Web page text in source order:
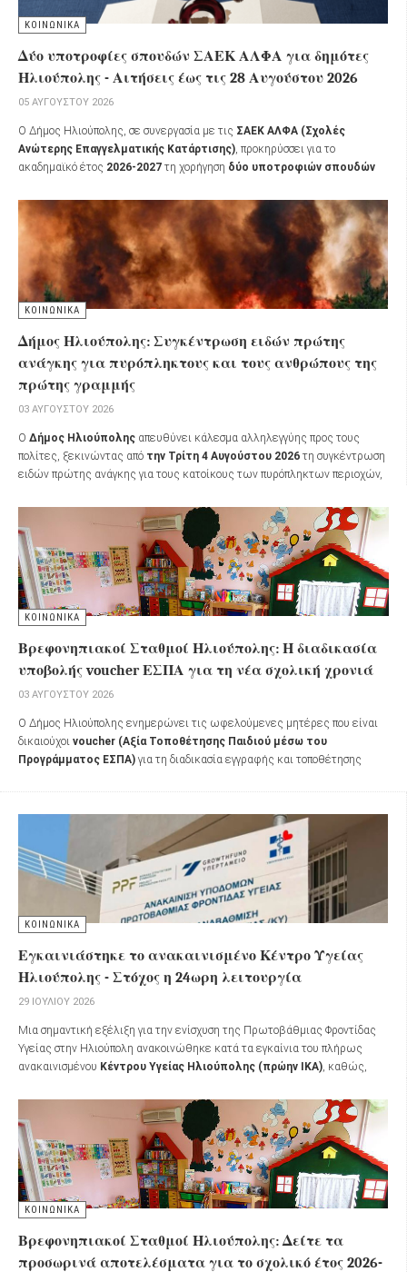
ΚΟΙΝΩΝΙΚΑ
Δύο υποτροφίες σπουδών ΣΑΕΚ ΑΛΦΑ για δημότες
Ηλιούπολης - Αιτήσεις έως τις 28 Αυγούστου 2026
05 ΑΥΓΟΎΣΤΟΥ 2026
Ο Δήμος Ηλιούπολης, σε συνεργασία με τις ΣΑΕΚ ΑΛΦΑ (Σχολές
Ανώτερης Επαγγελματικής Κατάρτισης), προκηρύσσει για το
ακαδημαϊκό έτος 2026-2027 τη χορήγηση δύο υποτροφιών σπουδών
αλλά αντιμετωπίζουν οικονομικές δυσκολίες.
ΚΟΙΝΩΝΙΚΑ
Δήμος Ηλιούπολης: Συγκέντρωση ειδών πρώτης
ανάγκης για πυρόπληκτους και τους ανθρώπους της
πρώτης γραμμής
03 ΑΥΓΟΎΣΤΟΥ 2026
Ο Δήμος Ηλιούπολης απευθύνει κάλεσμα αλληλεγγύης προς τους
πολίτες, ξεκινώντας από την Τρίτη 4 Αυγούστου 2026 τη συγκέντρωση
ειδών πρώτης ανάγκης για τους κατοίκους των πυρόπληκτων περιοχών,
πυρκαγιών.
ΚΟΙΝΩΝΙΚΑ
Βρεφονηπιακοί Σταθμοί Ηλιούπολης: Η διαδικασία
υποβολής voucher ΕΣΠΑ για τη νέα σχολική χρονιά
03 ΑΥΓΟΎΣΤΟΥ 2026
Ο Δήμος Ηλιούπολης ενημερώνει τις ωφελούμενες μητέρες που είναι
δικαιούχοι voucher (Αξία Τοποθέτησης Παιδιού μέσω του
Προγράμματος ΕΣΠΑ) για τη διαδικασία εγγραφής και τοποθέτησης
Διοίκησης Αλληλεγγύης, Φροντίδας και Αγωγήςγια το σχολικό έτος
2026-2027.
ΚΟΙΝΩΝΙΚΑ
Εγκαινιάστηκε το ανακαινισμένο Κέντρο Υγείας
Ηλιούπολης - Στόχος η 24ωρη λειτουργία
29 ΙΟΥΛΊΟΥ 2026
Μια σημαντική εξέλιξη για την ενίσχυση της Πρωτοβάθμιας Φροντίδας
Υγείας στην Ηλιούπολη ανακοινώθηκε κατά τα εγκαίνια του πλήρως
ανακαινισμένου Κέντρου Υγείας Ηλιούπολης (πρώην ΙΚΑ), καθώς,
μετατραπεί σεΚέντρο Υγείας 24ωρης λειτουργίας εντός του 2026.
ΚΟΙΝΩΝΙΚΑ
Βρεφονηπιακοί Σταθμοί Ηλιούπολης: Δείτε τα
προσωρινά αποτελέσματα για το σχολικό έτος 2026-